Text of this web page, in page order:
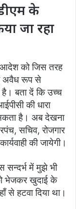
के
जा रहा
आदेश को जिस तरह
अवैध रूप से
है। बता दें कि उच्च
की धारा
है। अब देखना
सचिव, रोजगार
की जायेगी।
सन्दर्भ में मुझे भी
भेजकर खुदाई के
से हटवा दिया था।